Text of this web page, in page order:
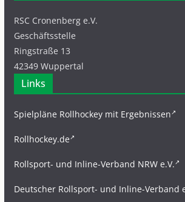
RSC Cronenberg e.V.
Geschäftsstelle
Ringstraße 13
42349 Wuppertal
Links
Spielpläne Rollhockey mit Ergebnissen
Rollhockey.de
Rollsport- und Inline-Verband NRW e.V.
Deutscher Rollsport- und Inline-Verband